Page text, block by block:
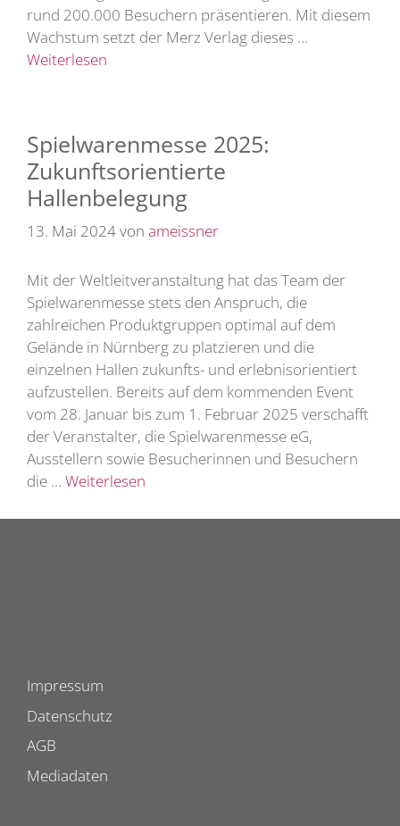
rund 200.000 Besuchern präsentieren. Mit diesem
Wachstum setzt der Merz Verlag dieses …
Weiterlesen
Spielwarenmesse 2025:
Zukunftsorientierte
Hallenbelegung
13. Mai 2024von ameissner
Mit der Weltleitveranstaltung hat das Team der
Spielwarenmesse stets den Anspruch, die
zahlreichen Produktgruppen optimal auf dem
Gelände in Nürnberg zu platzieren und die
einzelnen Hallen zukunfts- und erlebnisorientiert
aufzustellen. Bereits auf dem kommenden Event
vom 28. Januar bis zum 1. Februar 2025 verschafft
der Veranstalter, die Spielwarenmesse eG,
Ausstellern sowie Besucherinnen und Besuchern
die … Weiterlesen
Impressum
Datenschutz
AGB
Mediadaten